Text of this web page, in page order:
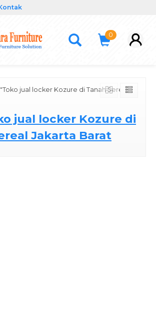
0
jual locker Kozure di Tanah Sereal
jual locker Kozure di
Jakarta Barat